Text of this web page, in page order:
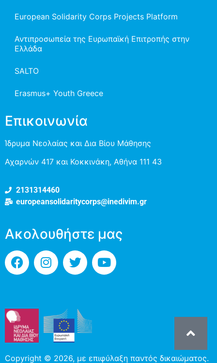
European Solidarity Corps Projects Platform
Αντιπροσωπεία της Ευρωπαϊκή Επιτροπής στην
Ελλάδα
SALTO
Erasmus+ Youth Greece
Επικοινωνία
Ίδρυμα Νεολαίας και Δια Βίου Μάθησης
Αχαρνών 417 και Κοκκινάκη, Αθήνα 111 43
2131314460
europeansolidaritycorps@inedivim.gr
Ακολουθήστε μας
Copyright © 2026, με επιφύλαξη παντός δικαιώματος.